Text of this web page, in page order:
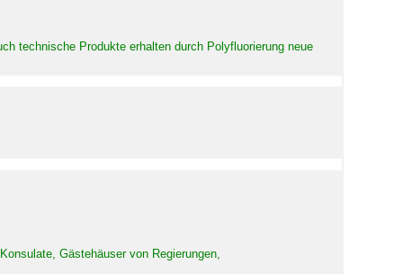
technische Produkte erhalten durch Polyfluorierung neue
Gästehäuser von Regierungen,